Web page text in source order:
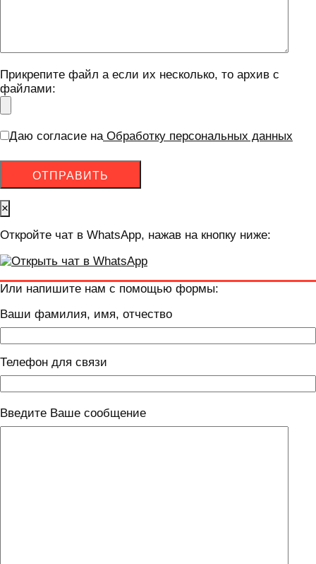
Прикрепите файл а если их несколько, то архив с
файлами:
Даю согласие наОбработку персональных данных
×
Откройте чат в WhatsApp, нажав на кнопку ниже:
Или напишите нам с помощью формы:
Ваши фамилия, имя, отчество
Телефон для связи
Введите Ваше сообщение